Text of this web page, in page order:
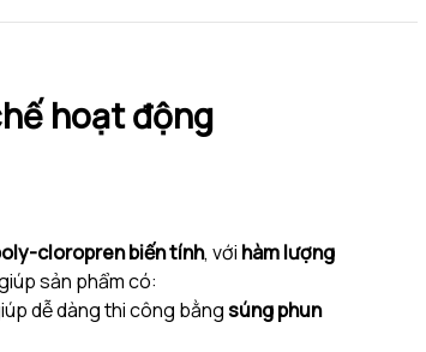
hoạt động
cloropren biến tính, với hàm lượng
sản phẩm có:
dễ dàng thi công bằng súng phun